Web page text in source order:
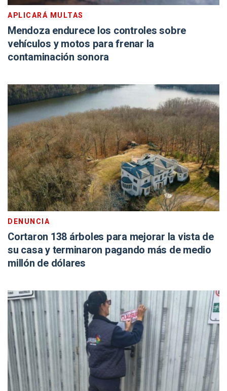
APLICARÁ MULTAS
Mendoza endurece los controles sobre
vehículos y motos para frenar la
contaminación sonora
DENUNCIA
Cortaron 138 árboles para mejorar la vista de
su casa y terminaron pagando más de medio
millón de dólares